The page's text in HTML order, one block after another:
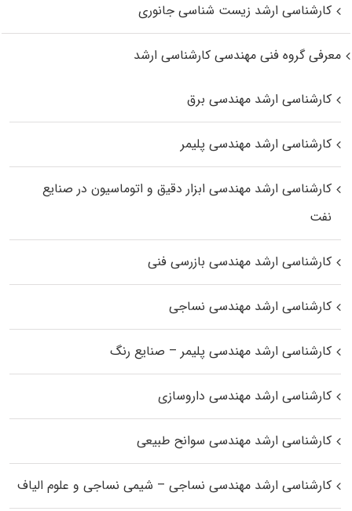
کارشناسی ارشد زیست‌ شناسی جانوری
معرفی گروه فنی مهندسی کارشناسی ارشد
کارشناسی ارشد مهندسی برق
کارشناسی ارشد مهندسی پلیمر
کارشناسی ارشد مهندسی ابزار دقیق و اتوماسیون در صنایع
نفت
کارشناسی ارشد مهندسی بازرسی فنی
کارشناسی ارشد مهندسی نساجی
کارشناسی ارشد مهندسی پلیمر – صنایع رنگ
کارشناسی ارشد مهندسی داروسازی
کارشناسی ارشد مهندسی سوانح طبیعی
کارشناسی ارشد مهندسی نساجی – شیمی نساجی و علوم الیاف